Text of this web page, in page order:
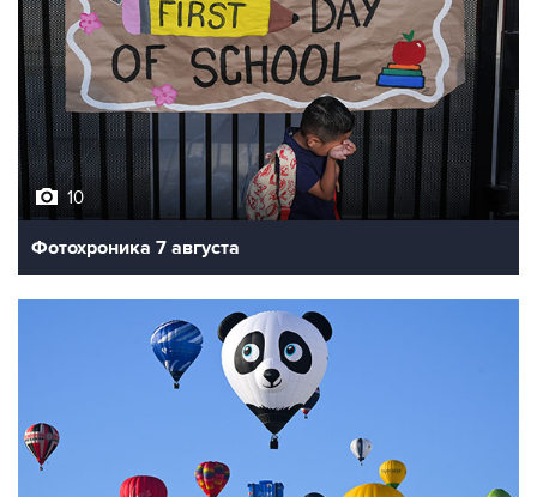
10
Фотохроника 7 августа